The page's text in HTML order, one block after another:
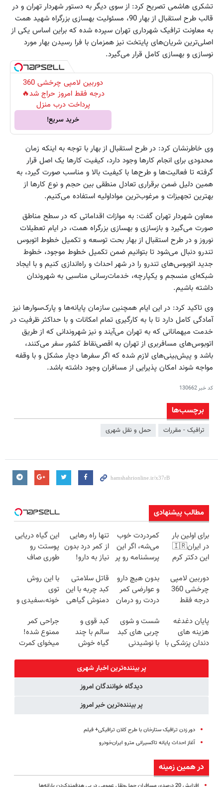
تشکری هاشمی تصریح کرد: از سوی دیگر به دستور شهردار تهران و در
قالب طرح استقبال از بهار 90، مسئولیت بهسازی بزرگراه شهید همت
به معاونت ترافیک شهرداری تهران سپرده شده که براین اساس یکی از
اصلی‌ترین شریان‌های پایتخت نیز همزمان با فرا رسیدن بهار مورد
نوسازی و بهسازی کامل قرار می‌گیرد.
دوربین لامپی چرخشی 360
درجه فقط امروز حراج شد🔥
پرداخت درب منزل
خرید سریع!
وی خاطرنشان کرد: در طرح استقبال از بهار با توجه به اینکه زمان
محدودی برای انجام کارها وجود دارد، کیفیت کارها یک اصل قرار
گرفته تا فعالیت‌ها و طرح‌ها با کیفیت بالا و مناسب صورت گیرد، به
همین دلیل ضمن برقراری تعادل منطقی بین حجم و نوع کارها از
بهترین تجهیزات و مرغوب‌ترین مواداولیه استفاده می‌کنیم.
معاون شهردار تهران گفت: به موازات اقداماتی که در سطح مناطق
صورت می‌گیرد و بازسازی و بهسازی بزرگراه همت، در ایام تعطیلات
نوروز و در طرح استقبال از بهار بحت توسعه و تکمیل خطوط اتوبوس
تندرو دنبال می‌شود تا بتوانیم ضمن تکمیل خطوط موجود، خطوط
جدید اتوبوس‌های تندرو را در شهر احداث و راه‌اندازی کنیم و با ایجاد
شبکه‌ای منسجم و یکپارچه، خدمات‌رسانی مناسبی به شهروندان
داشته باشیم.
وی تاکید کرد: در این ایام همچنین سازمان پایانه‌ها و پارک‌سوارها نیز
آمادگی کامل دارد تا با به کارگیری تمام امکانات و با حداکثر ظرفیت در
خدمت میهمانانی که به تهران می‌آیند و نیز شهروندانی که از طریق
اتوبوس‌های مسافربری از تهران به اقصی‌نقاط کشور سفر می‌کنند،
باشد و پیش‌بینی‌های لازم شده که اگر سفرها دچار مشکل و با وقفه
مواجه شوند امکان پذیرایی از مسافران وجود داشته باشد.
کد خبر130662
برچسب‌ها
ترافیک - مقررات حمل و نقل شهری
مطالب پیشنهادی
برای اولین بار
در ایران🇮🇷
این دکتر کرم
روزه ساخت!
کمردردت خوب
می‌شه، اگر این
پرسشنامه رو پر
تنها راه رهایی
از کمر درد بدون
نیاز به دارو!
این گیاه دریایی
پوستت رو
طوری صاف
20سال جوون
شدی🔥
دوربین لامپی
چرخشی 360
درجه فقط
🔥 پرداخت
درب منزل
بدون هیچ دارو
و عوارضی کمر
دردت رو درمان
(پرسش‌نامه)
قاتل سلامتی
کبد چربه با این
دمنوش گیاهی
با این روش
توی
خونه،سفیدی و
برگردون
(40%off)
پایان دغدغه
هزینه های
دندان پزشکی با
شست و شوی
چربی های کبد
با نوشیدنی
کبد قوی و
سالم با چند
گیاه خوش
جراحی کمر
ممنوع شده!
میخوای کمرت
((پرسش‌نامه))
پر بیننده‌ترین اخبار شهری
دیدگاه خوانندگان امروز
پر بیننده‌ترین خبر امروز
دور زدن ترافیک ستارخان با طرح کلان ترافیکی+ فیلم
آغاز احداث پایانه تاکسیرانی مترو ایران‌خودرو
در همین زمینه